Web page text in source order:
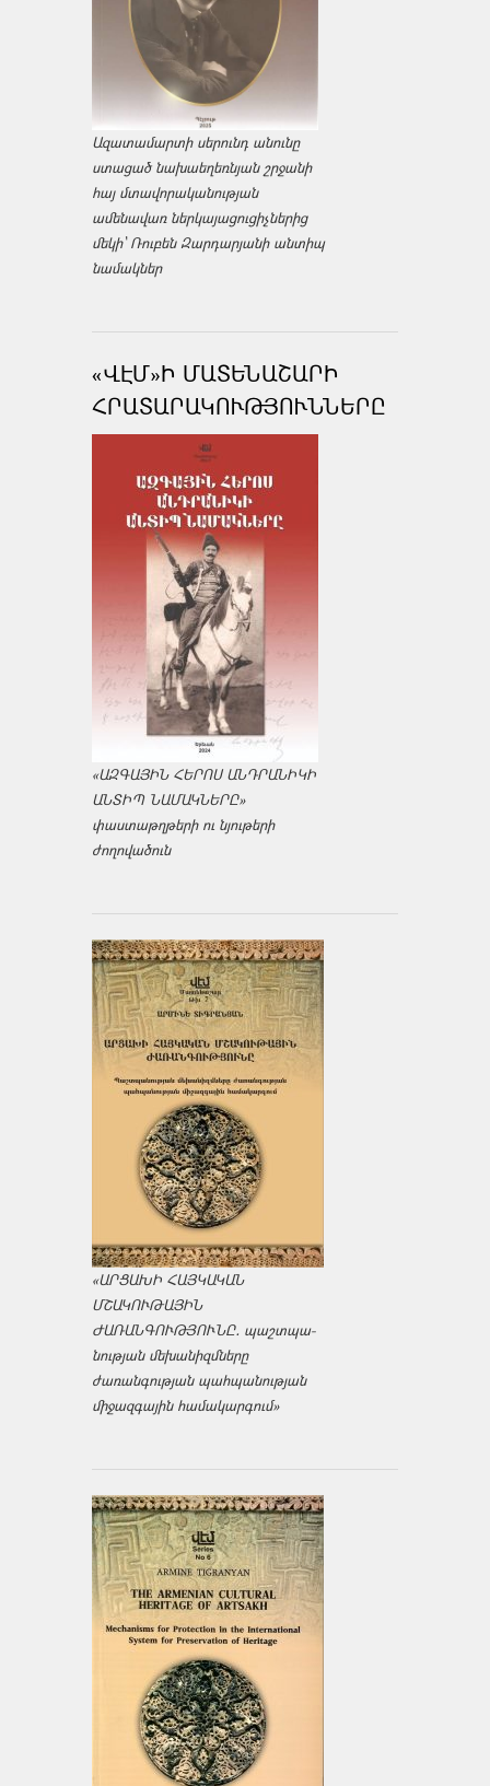
Ազատամարտի սերունդ անունը
ստացած նախաեղեռնյան շրջանի
հայ մտավորականության
ամենավառ ներկայացուցիչներից
մեկի՝ Ռուբեն Զարդարյանի անտիպ
նամակներ
«ՎԷՄ»Ի ՄԱՏԵՆԱՇԱՐԻ
ՀՐԱՏԱՐԱԿՈՒԹՅՈՒՆՆԵՐԸ
«ԱԶԳԱՅԻՆ ՀԵՐՈՍ ԱՆԴՐԱՆԻԿԻ
ԱՆՏԻՊ ՆԱՄԱԿՆԵՐԸ»
փաստաթղթերի ու նյութերի
ժողովածուն
«ԱՐՑԱԽԻ ՀԱՅԿԱԿԱՆ
ՄՇԱԿՈՒԹԱՅԻՆ
ԺԱՌԱՆԳՈՒԹՅՈՒՆԸ․ պաշտպա­
նության մեխանիզմները
ժառանգության պահպանության
միջազ­գային համակարգում»